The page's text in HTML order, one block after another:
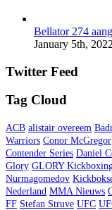
Bellator 274
January 5th, 2022
Twitter Feed
Tag Cloud
ACB alistair overeem
Warriors Conor McGregor
Contender Series Daniel
Glory GLORY
Nurmagomedov
Nederland MMA Nieuws
FF Stefan Struve UFC